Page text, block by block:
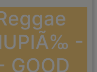
-
GOOD